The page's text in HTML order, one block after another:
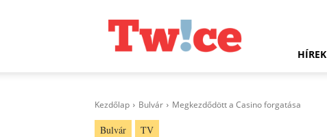
HÍREK
Kezdőlap Bulvár Megkezdődött a Casino forgatása
Bulvár TV